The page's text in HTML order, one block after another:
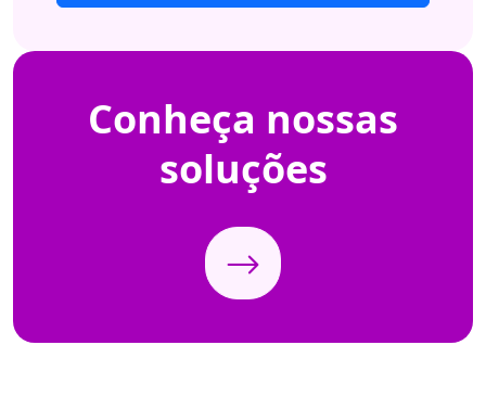
Conheça nossas
soluções